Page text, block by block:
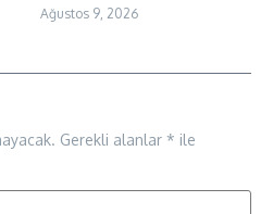
Ağustos 9, 2026
Gerekli alanlar * ile